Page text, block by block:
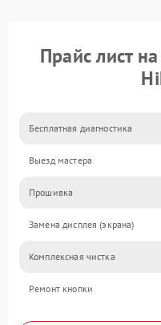
Прайс лист
Бесплатная диагностика
Выезд мастера
Прошивка
Замена дисплея (экрана)
Комплексная чистка
Ремонт кнопки